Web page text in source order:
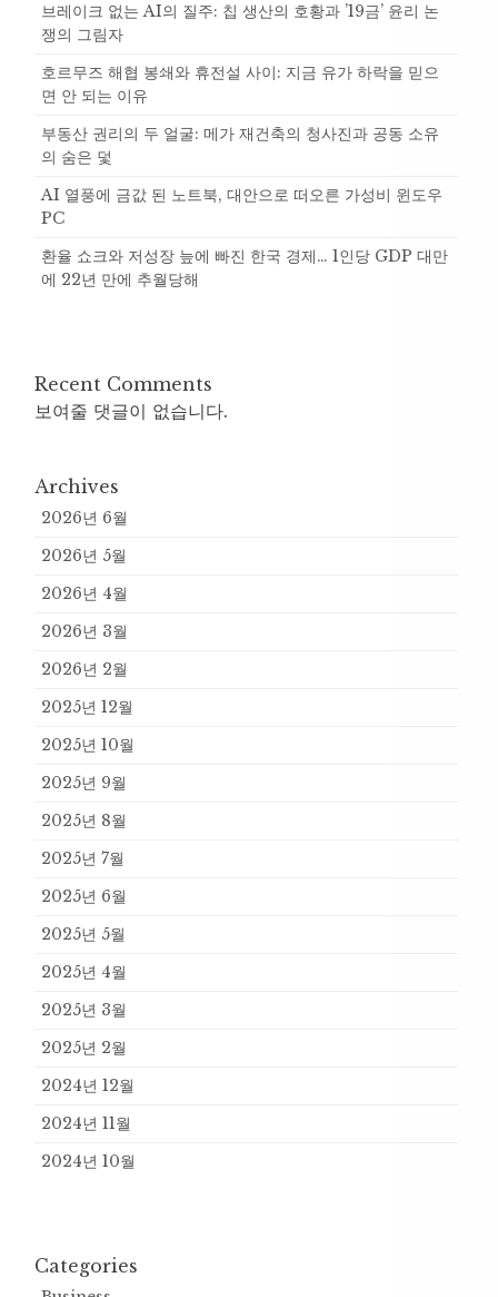
브레이크 없는 AI의 질주: 칩 생산의 호황과 ’19금’ 윤리 논
쟁의 그림자
호르무즈 해협 봉쇄와 휴전설 사이: 지금 유가 하락을 믿으
면 안 되는 이유
부동산 권리의 두 얼굴: 메가 재건축의 청사진과 공동 소유
의 숨은 덫
AI 열풍에 금값 된 노트북, 대안으로 떠오른 가성비 윈도우
PC
환율 쇼크와 저성장 늪에 빠진 한국 경제… 1인당 GDP 대만
에 22년 만에 추월당해
Recent Comments
보여줄 댓글이 없습니다.
Archives
2026년 6월
2026년 5월
2026년 4월
2026년 3월
2026년 2월
2025년 12월
2025년 10월
2025년 9월
2025년 8월
2025년 7월
2025년 6월
2025년 5월
2025년 4월
2025년 3월
2025년 2월
2024년 12월
2024년 11월
2024년 10월
Categories